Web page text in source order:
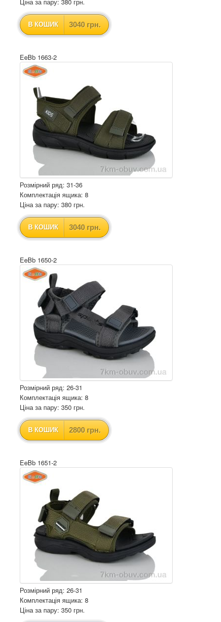
В КОШИК 3040 грн.
EeBb 1663-2
Розмірний ряд: 31-36
Комплектація ящика: 8
Ціна за пару: 380 грн.
В КОШИК 3040 грн.
EeBb 1650-2
Розмірний ряд: 26-31
Комплектація ящика: 8
Ціна за пару: 350 грн.
В КОШИК 2800 грн.
EeBb 1651-2
Розмірний ряд: 26-31
Комплектація ящика: 8
Ціна за пару: 350 грн.